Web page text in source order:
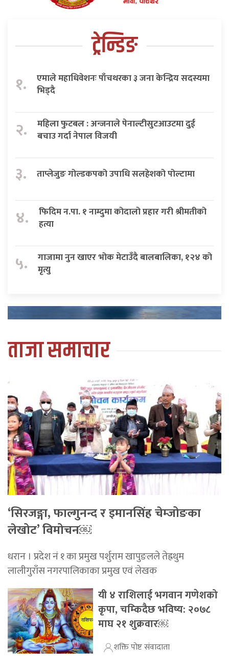
ट्रेन्डिङ
१.
एमाले महाधिवेशनः पाँचथरका ३ जना केन्द्रिय सदस्यमा
भिड्दै
२.
महिला फुटबल : अन्जनाले पेनाल्टीसुटआउटमा दुई
बचाउ गर्दा नेपाल विजयी
३. ताप्लेजुङ गोल्डकपको उपाधि सलहेशको पोल्टामा
४.
फिदिम न.पा. १ नाम्दुमा कोदालो प्रहार गरी श्रीमतीको
हत्या
५.
गाजामा नुन खाएर भोक मेटाउँदै बालबालिका, १२४ को
मृत्यु
ताजा समाचार
‘सिरजङ्गा, फाल्गुनन्द र इमानसिंह चेम्जोङका
लेखोट’ विमोचन￼
धरान । प्रदेश नं १ का प्रमुख पर्शुराम खापुङलले तेह्रथुम
लालीगुराँस नगरपालिकाका प्रमुख एवं लेखक
यी ४ राशिलाई भगवान गणेशको
कृपा, चम्किदैछ भविष्य: २०७८
माघ २१ शुक्रवार￼
शक्ति पोष्ट संवादाता